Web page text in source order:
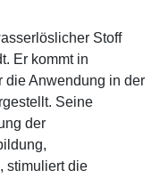
Stoff
Er kommt in
die Anwendung in der
Seine
der
stimuliert die